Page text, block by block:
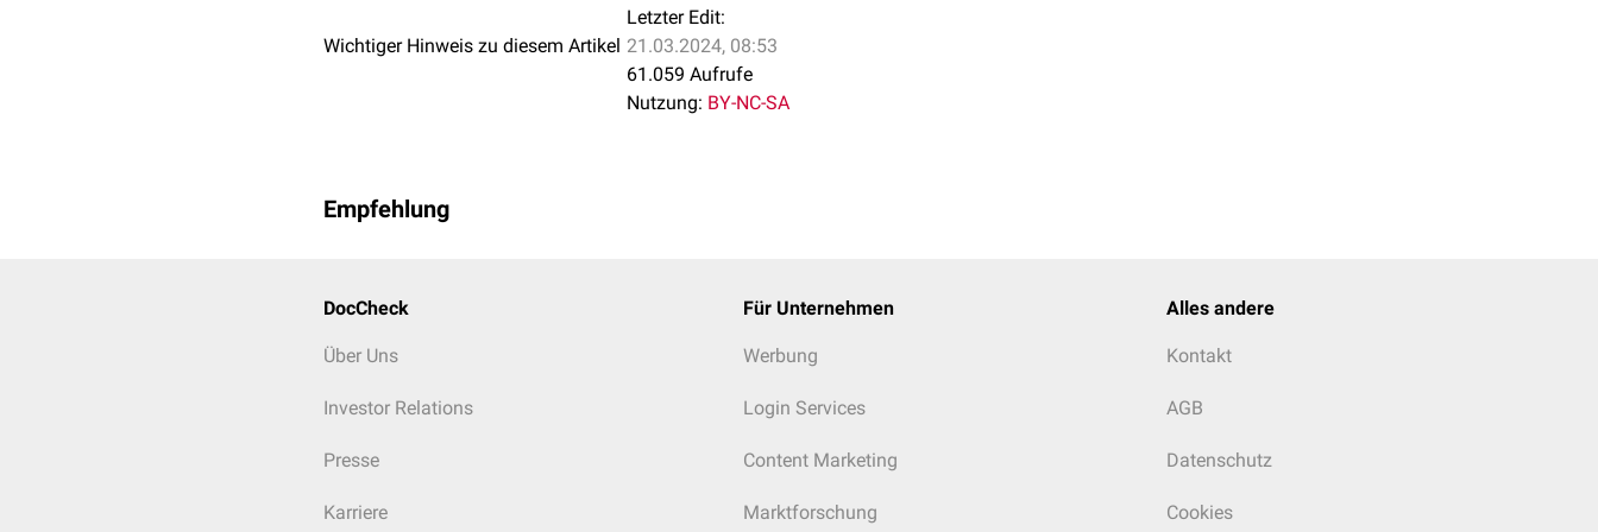
Wichtiger Hinweis zu diesem Artikel
Letzter Edit:
21.03.2024, 08:53
61.059 Aufrufe
Nutzung: BY-NC-SA
Empfehlung
DocCheck
Über Uns
Investor Relations
Presse
Karriere
Für Unternehmen
Werbung
Login Services
Content Marketing
Marktforschung
Alles andere
Kontakt
AGB
Datenschutz
Cookies